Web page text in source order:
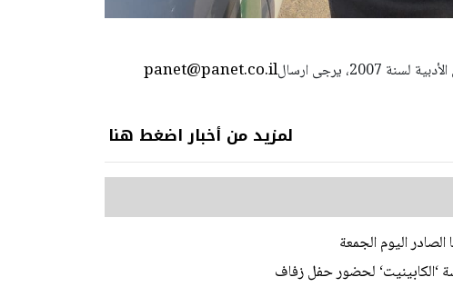
panet@panet.co.ilاستعمال المضامين بموجب بند 27 أ لقانون الحقوق الأدبية لسنة 2007، يرجى ارسال
لمزيد من أخبار اضغط هنا
اليوم الجمعة
‘الكابينيت‘ لحضور حفل زفاف